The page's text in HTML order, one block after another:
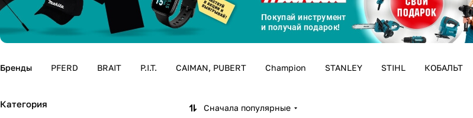
Бренды PFERD BRAIT P.I.T. CAIMAN, PUBERT Champion STANLEY STIHL КОБАЛЬТ
Сначала популярные
Категория
Сегодня
25
Добавляйте товары